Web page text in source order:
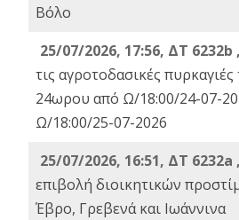
Βόλο
25/07/2026, 17:56, ΔΤ 6232b ,
τις αγροτοδασικές
24ωρου από Ω/18:00/24-07-
Ω/18:00/25-07-2026
25/07/2026, 16:51, ΔΤ 6232a ,
επιβολή διοικητικών
Έβρο, Γρεβενά και Ιωάννινα